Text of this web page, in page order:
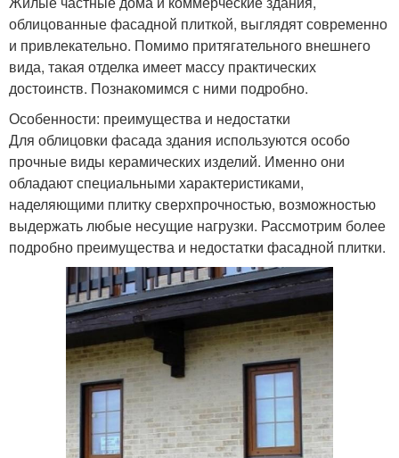
облицованные фасадной плиткой, выглядят современно
и привлекательно. Помимо притягательного внешнего
вида, такая отделка имеет массу практических
достоинств. Познакомимся с ними подробно.
Особенности: преимущества и недостатки
Для облицовки фасада здания используются особо
прочные виды керамических изделий. Именно они
обладают специальными характеристиками,
наделяющими плитку сверхпрочностью, возможностью
выдержать любые несущие нагрузки. Рассмотрим более
подробно преимущества и недостатки фасадной плитки.